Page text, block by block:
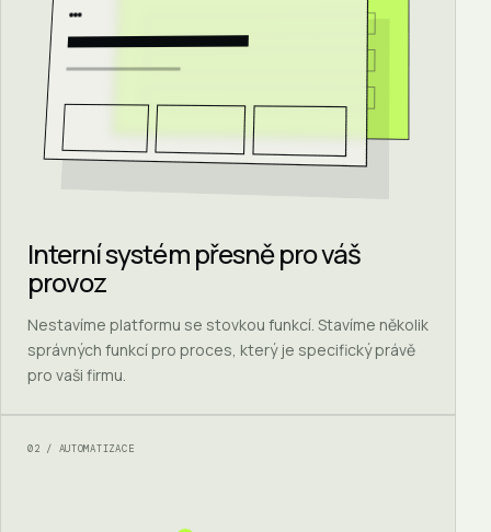
Interní systém přesně pro váš
provoz
Nestavíme platformu se stovkou funkcí. Stavíme několik
správných funkcí pro proces, který je specifický právě
pro vaši firmu.
02 / AUTOMATIZACE